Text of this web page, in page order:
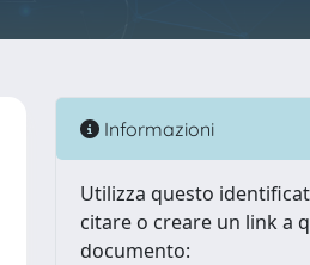
Informazioni
Utilizza questo
citare o creare un link a
documento: